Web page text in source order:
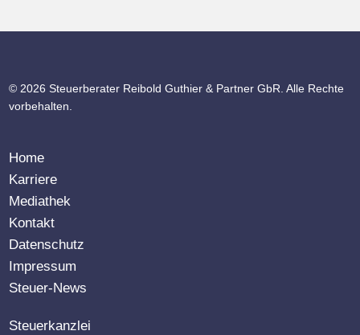
© 2026 Steuerberater Reibold Guthier & Partner GbR. Alle Rechte
vorbehalten.
Home
Karriere
Mediathek
Kontakt
Datenschutz
Impressum
Steuer-News
Steuerkanzlei